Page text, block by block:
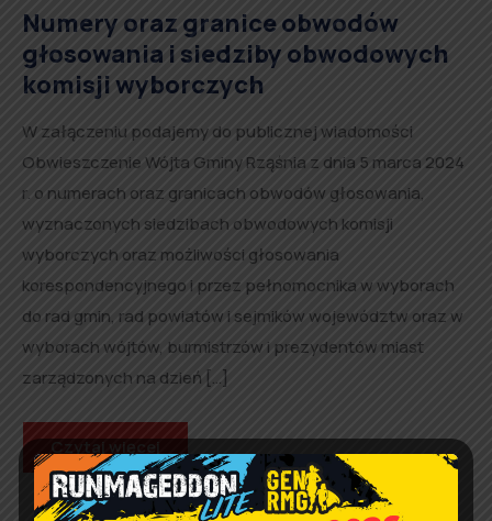
Numery oraz granice obwodów
głosowania i siedziby obwodowych
komisji wyborczych
W załączeniu podajemy do publicznej wiadomości
Obwieszczenie Wójta Gminy Rząśnia z dnia 5 marca 2024
r. o numerach oraz granicach obwodów głosowania,
wyznaczonych siedzibach obwodowych komisji
wyborczych oraz możliwości głosowania
korespondencyjnego i przez pełnomocnika w wyborach
do rad gmin, rad powiatów i sejmików województw oraz w
wyborach wójtów, burmistrzów i prezydentów miast
zarządzonych na dzień […]